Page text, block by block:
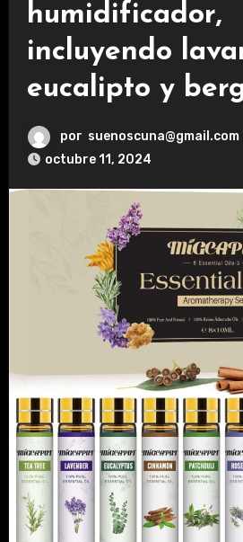
humidificador,
incluyendo
eucalipto y
por suenoscuna@gmail.com
octubre 11, 2024